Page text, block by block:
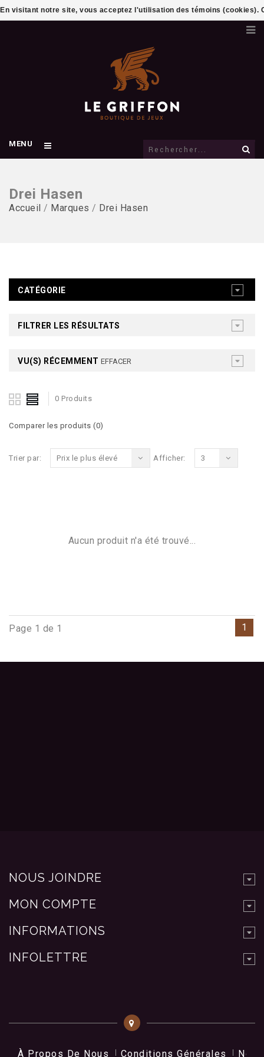
MENU
Drei Hasen
Accueil / Marques / Drei Hasen
CATÉGORIE
FILTRER LES RÉSULTATS
VU(S) RÉCEMMENT EFFACER
0 Produits
Comparer les produits (0)
Trier par: Prix le plus élevé Afficher: 3
Aucun produit n'a été trouvé...
Page 1 de 1 1
NOUS JOINDRE
MON COMPTE
INFORMATIONS
INFOLETTRE
À Propos De Nous Conditions Générales Nos
En visitant notre site, vous acceptez l'utilisation des témoins